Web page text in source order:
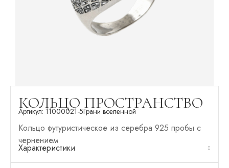
КОЛЬЦО ПРОСТРАНСТВО
Артикул: 11000021-5Грани вселенной
Кольцо футуристическое из серебра 925 пробы с
чернением
Характеристики